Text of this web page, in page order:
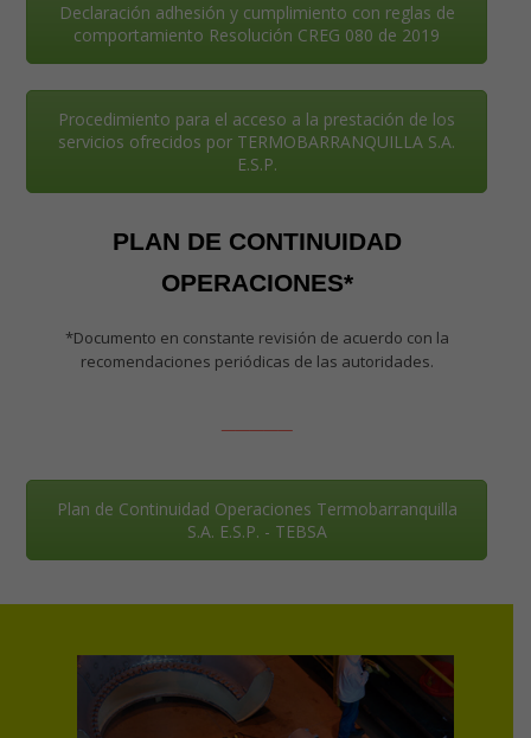
Declaración adhesión y cumplimiento con reglas de
comportamiento Resolución CREG 080 de 2019
Procedimiento para el acceso a la prestación de los
servicios ofrecidos por TERMOBARRANQUILLA S.A.
E.S.P.
PLAN DE CONTINUIDAD
OPERACIONES*
*Documento en constante revisión de acuerdo con la
recomendaciones periódicas de las autoridades.
Plan de Continuidad Operaciones Termobarranquilla
S.A. E.S.P. - TEBSA